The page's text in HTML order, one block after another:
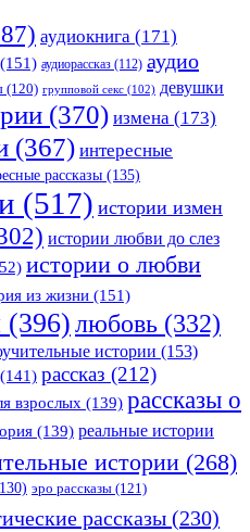
аудиокнига (171)
(151) аудиорассказ (112) аудио
(120) групповой секс (102) девушки
(370) измена (173)
(367) интересные
рассказы (135)
(517) истории измен
истории любви до слез
истории о любви
из жизни (151)
(396)любовь (332)
истории (153)
(141) рассказ (212)
взрослых (139) рассказы о
(139) реальные истории
истории (268)
эро рассказы (121)
рассказы (230)